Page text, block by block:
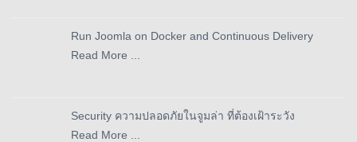
Run Joomla on Docker and Continuous Delivery
Read More ...
Security ความปลอดภัยในจูมล่า ที่ต้องเฝ้าระวัง
Read More ...